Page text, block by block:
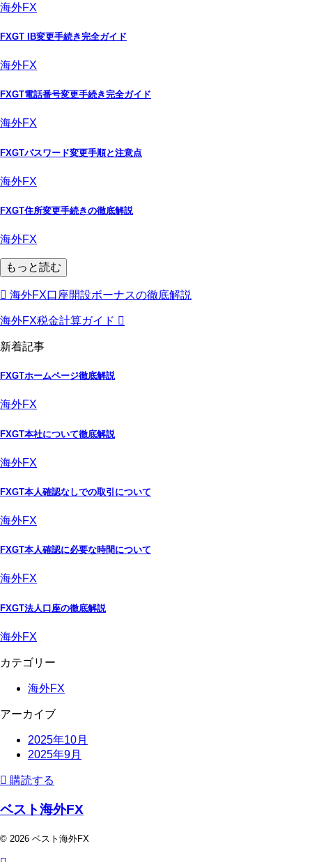
海外FX
FXGT IB変更手続き完全ガイド
海外FX
FXGT電話番号変更手続き完全ガイド
海外FX
FXGTパスワード変更手順と注意点
海外FX
FXGT住所変更手続きの徹底解説
海外FX
もっと読む
海外FX口座開設ボーナスの徹底解説
海外FX税金計算ガイド
新着記事
FXGTホームページ徹底解説
海外FX
FXGT本社について徹底解説
海外FX
FXGT本人確認なしでの取引について
海外FX
FXGT本人確認に必要な時間について
海外FX
FXGT法人口座の徹底解説
海外FX
カテゴリー
海外FX
アーカイブ
2025年10月
2025年9月
購読する
ベスト海外FX
© 2026 ベスト海外FX